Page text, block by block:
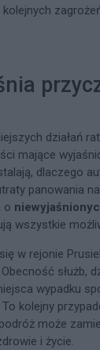
działań
mające
dlaczego
panowania
o
wszystkie
w rejonie
służb,
wypadku
kolejny
może
i życie.